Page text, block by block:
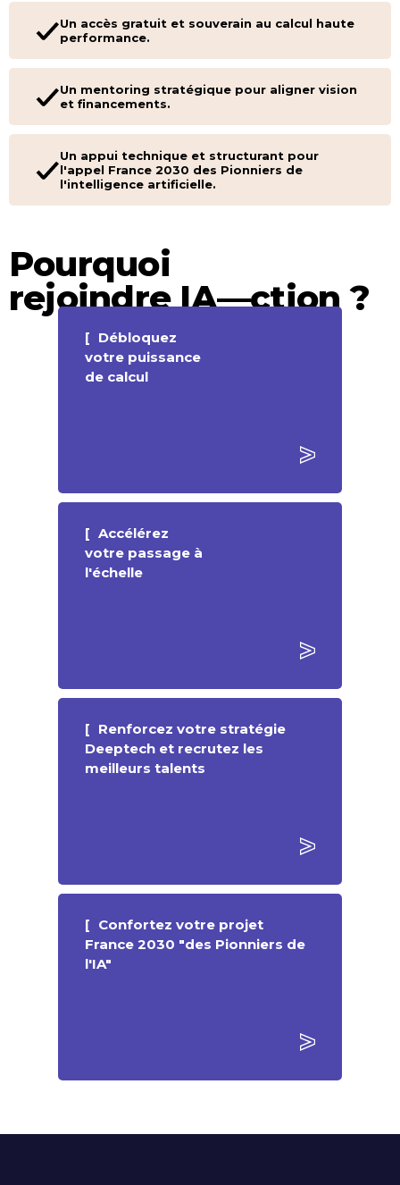
Un accès gratuit et souverain au calcul haute
performance.
Un mentoring stratégique pour aligner vision
et financements.
Un appui technique et structurant pour
l'appel France 2030 des Pionniers de
l'intelligence artificielle.
Pourquoi
rejoindre IA—ction ?
Débloquez
votre puissance
de calcul
Accélérez
votre passage à
l'échelle
Renforcez votre stratégie
Deeptech et recrutez les
meilleurs talents
Confortez votre projet
France 2030 "des Pionniers de
l'IA"